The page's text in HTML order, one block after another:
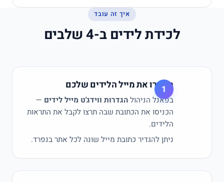
איך זה עובד
לכידת לידים ב-4שלבים
1
הגדירו את מייל הלידים שלכם
בפאנל הניהולהגדרות ווידג'ט מייל לידים —
הכניסו את הכתובת שבה תרצו לקבל את התראות
הלידים.
ניתן להגדיר כתובת מייל שונה לכל אתר בנפרד.